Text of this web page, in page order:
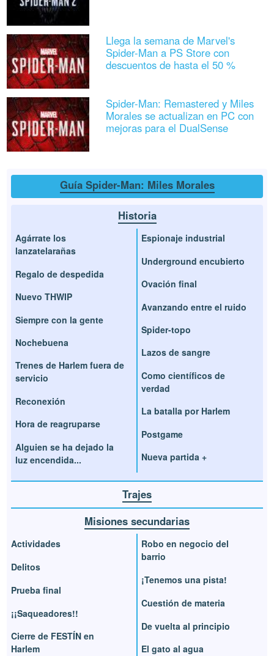
Llega la semana de Marvel's
Spider-Man a PS Store con
descuentos de hasta el 50 %
Spider-Man: Remastered y Miles
Morales se actualizan en PC con
mejoras para el DualSense
Guía Spider-Man: Miles Morales
Historia
Agárrate los
lanzatelarañas
Regalo de despedida
Nuevo THWIP
Siempre con la gente
Nochebuena
Trenes de Harlem fuera de
servicio
Reconexión
Hora de reagruparse
Alguien se ha dejado la
luz encendida...
Espionaje industrial
Underground encubierto
Ovación final
Avanzando entre el ruido
Spider-topo
Lazos de sangre
Como científicos de
verdad
La batalla por Harlem
Postgame
Nueva partida +
Trajes
Misiones secundarias
Actividades
Delitos
Prueba final
¡¡Saqueadores!!
Cierre de FESTÍN en
Harlem
Robo en negocio del
barrio
¡Tenemos una pista!
Cuestión de materia
De vuelta al principio
El gato al agua